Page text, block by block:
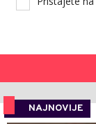
NAJNOVIJE